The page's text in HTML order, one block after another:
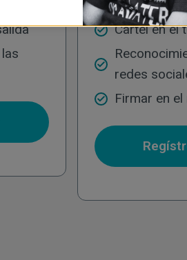
Cartel en el
redes
Firmar en